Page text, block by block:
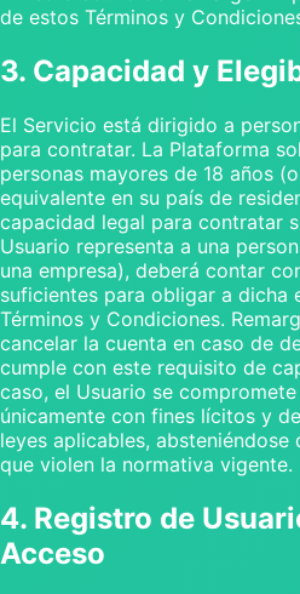
de estos Términos y
3. Capacidad y
El Servicio está dirigido a
para contratar. La Plataforma
personas mayores de 18 años
equivalente en su país de
capacidad legal para contratar
Usuario representa a una
una empresa), deberá contar
suficientes para obligar a dicha
Términos y Condiciones.
cancelar la cuenta en caso de
cumple con este requisito de
caso, el Usuario se
únicamente con fines lícitos y
leyes aplicables,
que violen la normativa vigente.
4. Registro de
Acceso